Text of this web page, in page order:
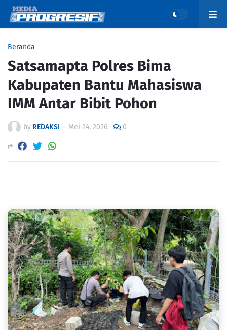
Beranda
Satsamapta Polres Bima
Kabupaten Bantu Mahasiswa
IMM Antar Bibit Pohon
by REDAKSI — Mei 24, 2026 0